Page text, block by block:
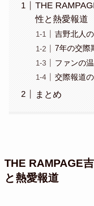
THE
性と熱愛報道
吉野北人
7年の交際
ファンの
交際報道
まとめ
THE RAMPAGE
と熱愛報道